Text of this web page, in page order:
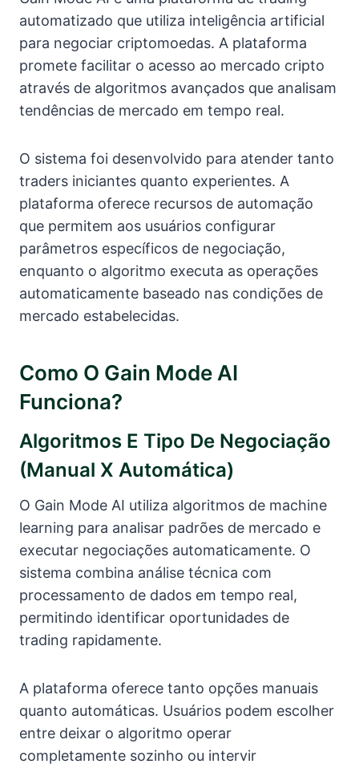
automatizado que utiliza inteligência artificial
para negociar criptomoedas. A plataforma
promete facilitar o acesso ao mercado cripto
através de algoritmos avançados que analisam
tendências de mercado em tempo real.
O sistema foi desenvolvido para atender tanto
traders iniciantes quanto experientes. A
plataforma oferece recursos de automação
que permitem aos usuários configurar
parâmetros específicos de negociação,
enquanto o algoritmo executa as operações
automaticamente baseado nas condições de
mercado estabelecidas.
Como O Gain Mode AI
Funciona?
Algoritmos E Tipo De Negociação
(manual X Automática)
O Gain Mode AI utiliza algoritmos de machine
learning para analisar padrões de mercado e
executar negociações automaticamente. O
sistema combina análise técnica com
processamento de dados em tempo real,
permitindo identificar oportunidades de
trading rapidamente.
A plataforma oferece tanto opções manuais
quanto automáticas. Usuários podem escolher
entre deixar o algoritmo operar
completamente sozinho ou intervir